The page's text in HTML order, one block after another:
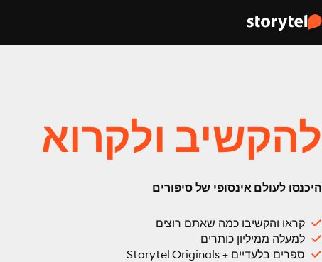
להקשיב ולקרוא
היכנסו לעולם אינסופי של סיפורים
קראו והקשיבו כמה שאתם רוצים
למעלה ממיליון כותרים
ספרים בלעדיים + Storytel Originals